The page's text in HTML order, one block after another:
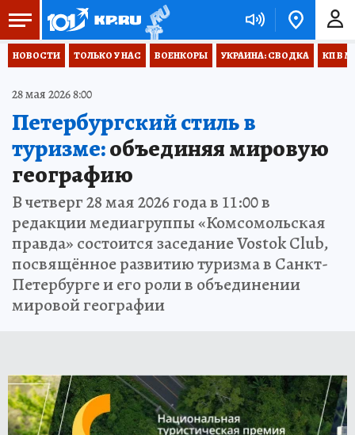
НОВОСТИ ТОЛЬКО У НАС ВОЕНКОРЫ УКРАИНА: СВОДКА КП В
28 мая 2026 8:00
Петербургский стиль в
туризме:объединяя мировую
географию
В четверг 28 мая 2026 года в 11:00 в
редакции медиагруппы «Комсомольская
правда» состоится заседание Vostok Club,
посвящённое развитию туризма в Санкт-
Петербурге и его роли в объединении
мировой географии